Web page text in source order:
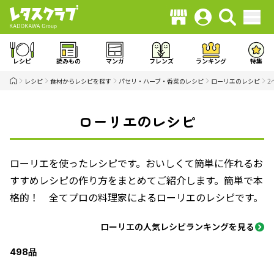
レシピ 読みもの マンガ フレンズ ランキング 特集
レシピ 食材からレシピを探す パセリ・ハーブ・香菜のレシピ ローリエのレシピ 2
ローリエのレシピ
ローリエを使ったレシピです。おいしくて簡単に作れるお
すすめレシピの作り方をまとめてご紹介します。簡単で本
格的！ 全てプロの料理家によるローリエのレシピです。
ローリエの人気レシピランキングを見る
498品